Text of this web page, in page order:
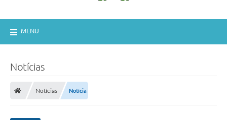
MENU
Notícias
Notícias Notícia